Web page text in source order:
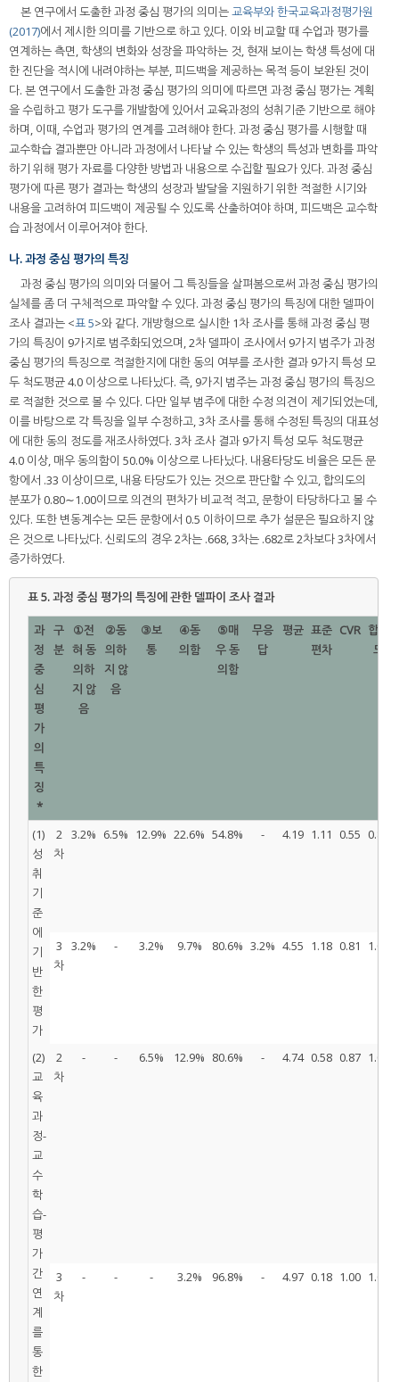
본 연구에서 도출한 과정 중심 평가의 의미는교육부와 한국교육과정평가원
(2017)에서 제시한 의미를 기반으로 하고 있다. 이와 비교할 때 수업과 평가를
연계하는 측면, 학생의 변화와 성장을 파악하는 것, 현재 보이는 학생 특성에 대
한 진단을 적시에 내려야하는 부분, 피드백을 제공하는 목적 등이 보완된 것이
다. 본 연구에서 도출한 과정 중심 평가의 의미에 따르면 과정 중심 평가는 계획
을 수립하고 평가 도구를 개발함에 있어서 교육과정의 성취기준 기반으로 해야
하며, 이때, 수업과 평가의 연계를 고려해야 한다. 과정 중심 평가를 시행할 때
교수학습 결과뿐만 아니라 과정에서 나타날 수 있는 학생의 특성과 변화를 파악
하기 위해 평가 자료를 다양한 방법과 내용으로 수집할 필요가 있다. 과정 중심
평가에 따른 평가 결과는 학생의 성장과 발달을 지원하기 위한 적절한 시기와
내용을 고려하여 피드백이 제공될 수 있도록 산출하여야 하며, 피드백은 교수학
습 과정에서 이루어져야 한다.
나. 과정 중심 평가의 특징
과정 중심 평가의 의미와 더불어 그 특징들을 살펴봄으로써 과정 중심 평가의
실체를 좀 더 구체적으로 파악할 수 있다. 과정 중심 평가의 특징에 대한 델파이
조사 결과는 <표 5>와 같다. 개방형으로 실시한 1차 조사를 통해 과정 중심 평
가의 특징이 9가지로 범주화되었으며, 2차 델파이 조사에서 9가지 범주가 과정
중심 평가의 특징으로 적절한지에 대한 동의 여부를 조사한 결과 9가지 특성 모
두 척도평균 4.0 이상으로 나타났다. 즉, 9가지 범주는 과정 중심 평가의 특징으
로 적절한 것으로 볼 수 있다. 다만 일부 범주에 대한 수정 의견이 제기되었는데,
이를 바탕으로 각 특징을 일부 수정하고, 3차 조사를 통해 수정된 특징의 대표성
에 대한 동의 정도를 재조사하였다. 3차 조사 결과 9가지 특성 모두 척도평균
4.0 이상, 매우 동의함이 50.0% 이상으로 나타났다. 내용타당도 비율은 모든 문
항에서 .33 이상이므로, 내용 타당도가 있는 것으로 판단할 수 있고, 합의도의
분포가 0.80∼1.00이므로 의견의 편차가 비교적 적고, 문항이 타당하다고 볼 수
있다. 또한 변동계수는 모든 문항에서 0.5 이하이므로 추가 설문은 필요하지 않
은 것으로 나타났다. 신뢰도의 경우 2차는 .668, 3차는 .682로 2차보다 3차에서
증가하였다.
표 5.과정 중심 평가의 특징에 관한 델파이 조사 결과
과
정
중
심
평
가
의
특
징
*
구
분
①전
혀 동
의하
지 않
음
②동
의하
지 않
음
③보
통
④동
의함
⑤매
우 동
의함
무응
답
평균 표준
편차
CVR 합의
도
(1)
성
취
기
준
에
기
반
한
평
가
2
차
3.2% 6.5% 12.9% 22.6% 54.8% - 4.19 1.11 0.55 0.80
3
차
3.2% - 3.2% 9.7% 80.6% 3.2% 4.55 1.18 0.81 1.00
(2)
교
육
과
정-
교
수
학
습-
평
가
간
연
계
를
통
한
2
차
- - 6.5% 12.9% 80.6% - 4.74 0.58 0.87 1.00
3
차
- - - 3.2% 96.8% - 4.97 0.18 1.00 1.00